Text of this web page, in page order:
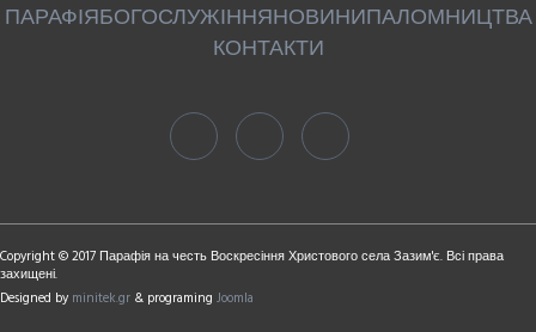
ПАРАФІЯБОГОСЛУЖІННЯНОВИНИПАЛОМНИЦТВА
КОНТАКТИ
Copyright © 2017 Парафія на честь Воскресіння Христового села Зазим'є. Всі права
захищені.
Designed by minitek.gr & programing Joomla